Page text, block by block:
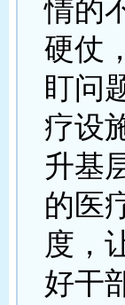
情的
硬仗
盯问
疗设
升基
的医
度，
好干